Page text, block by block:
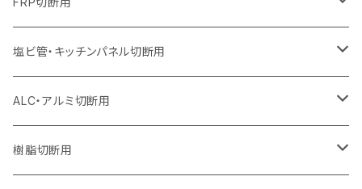
セグメント（特殊凸凹加工チップ）
セグメント
セグメント（特殊凸凹加工チップ）
セグメント
セグメント（特殊凸凹加工チップ）
355mm（14インチ）
セグメント
セグメント（特殊凸凹加工チップ）
セグメントタイプ（一般道路カッター用
305mm（12インチ）
セグメントタイプ
セグメントタイプ（一般道路カッター用
355mm（14インチ）
セグメントタイプ
405mm（16インチ）
セグメントタイプ
305mm（12インチ）
セグメントタイプ
埋設鋳鉄管工事対応タイプ
355mm（14インチ）
セグメントタイプ
405mm（16インチ）
ウェーブタイプ
セグメントタイプ
ウェーブタイプ
230mm（9インチ）
セグメントタイプ
ウェーブタイプ
255mm（10インチ）
セグメントタイプ
305mm（12インチ）
セグメントタイプ
180mm（7インチ）
セグメントタイプ
205mm（8インチ）
セグメントタイプ
230mm（9インチ）
セグメントタイプ
405mm（16インチ）
セグメントタイプ
125ｍｍ（5インチ）
塩ビ管・キッチンパネル切断用
125ｍｍ（5インチ）
ALC・アルミ切断用
305mm（12インチ）
樹脂切断用